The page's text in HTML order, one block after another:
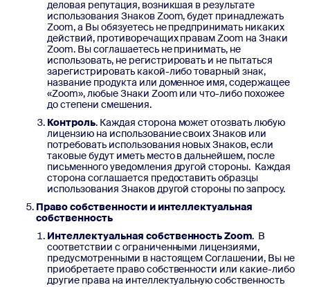
деловая репутация, возникшая в результате
использования Знаков Zoom, будет принадлежать
Zoom, а Вы обязуетесь не предпринимать никаких
действий, противоречащих правам Zoom на Знаки
Zoom. Вы соглашаетесь не принимать, не
использовать, не регистрировать и не пытаться
зарегистрировать какой-либо товарный знак,
название продукта или доменное имя, содержащее
«Zoom», любые Знаки Zoom или что-либо похожее
до степени смешения.
Контроль. Каждая сторона может отозвать любую
лицензию на использование своих Знаков или
потребовать использования новых Знаков, если
таковые будут иметь место в дальнейшем, после
письменного уведомления другой стороны. Каждая
сторона соглашается предоставить образцы
использования Знаков другой стороны по запросу.
Право собственности и интеллектуальная
собственность
Интеллектуальная собственность Zoom. В
соответствии с ограниченными лицензиями,
предусмотренными в настоящем Соглашении, Вы не
приобретаете право собственности или какие-либо
другие права на интеллектуальную собственность